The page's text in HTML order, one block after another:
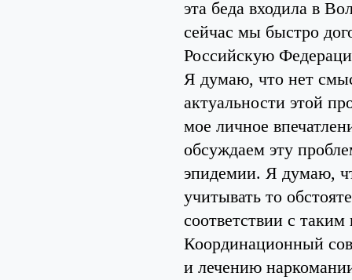
эта беда входила в
сейчас мы быстро
Российскую
Я думаю, что нет
актуальности этой
мое личное
обсуждаем эту
эпидемии. Я думаю,
учитывать то
соответствии с
Координационный
и лечению